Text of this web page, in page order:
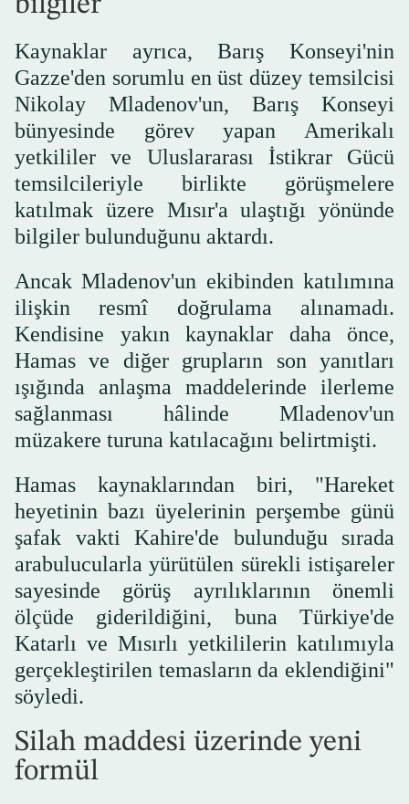
Kaynaklar ayrıca, Barış Konseyi'nin
Gazze'den sorumlu en üst düzey temsilcisi
Nikolay Mladenov'un, Barış Konseyi
bünyesinde görev yapan Amerikalı
yetkililer ve Uluslararası İstikrar Gücü
temsilcileriyle birlikte görüşmelere
katılmak üzere Mısır'a ulaştığı yönünde
bilgiler bulunduğunu aktardı.
Ancak Mladenov'un ekibinden katılımına
ilişkin resmî doğrulama alınamadı.
Kendisine yakın kaynaklar daha önce,
Hamas ve diğer grupların son yanıtları
ışığında anlaşma maddelerinde ilerleme
sağlanması hâlinde Mladenov'un
müzakere turuna katılacağını belirtmişti.
Hamas kaynaklarından biri, "Hareket
heyetinin bazı üyelerinin perşembe günü
şafak vakti Kahire'de bulunduğu sırada
arabulucularla yürütülen sürekli istişareler
sayesinde görüş ayrılıklarının önemli
ölçüde giderildiğini, buna Türkiye'de
Katarlı ve Mısırlı yetkililerin katılımıyla
gerçekleştirilen temasların da eklendiğini"
söyledi.
Silah maddesi üzerinde yeni
formül